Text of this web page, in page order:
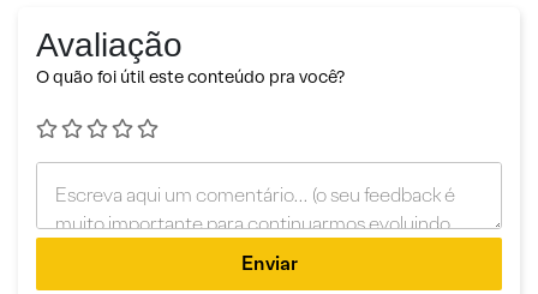
Avaliação
O quão foi útil este conteúdo pra você?
Enviar